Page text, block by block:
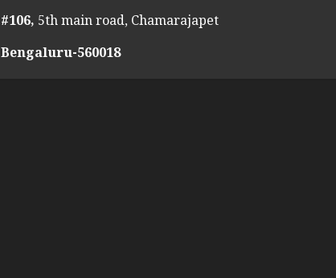
#106, 5th main road, Chamarajapet
Bengaluru-560018